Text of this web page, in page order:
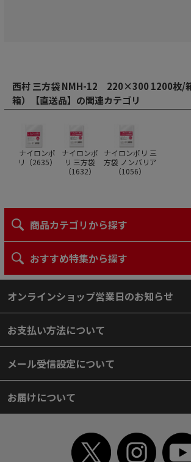
西村 三方袋 NMH-12 220×300 1200枚/
箱）【直送品】の関連カテゴリ
ナイロンポ
リ（2635）
ナイロンポ
リ 三方袋
（1632）
ナイロンポリ 三
方袋 ノンバリア
（1056）
商品カテゴリから探す
おすすめ特集から探す
オンラインショップ営業日のお知らせ
お支払い方法について
メール受信設定について
お届けについて